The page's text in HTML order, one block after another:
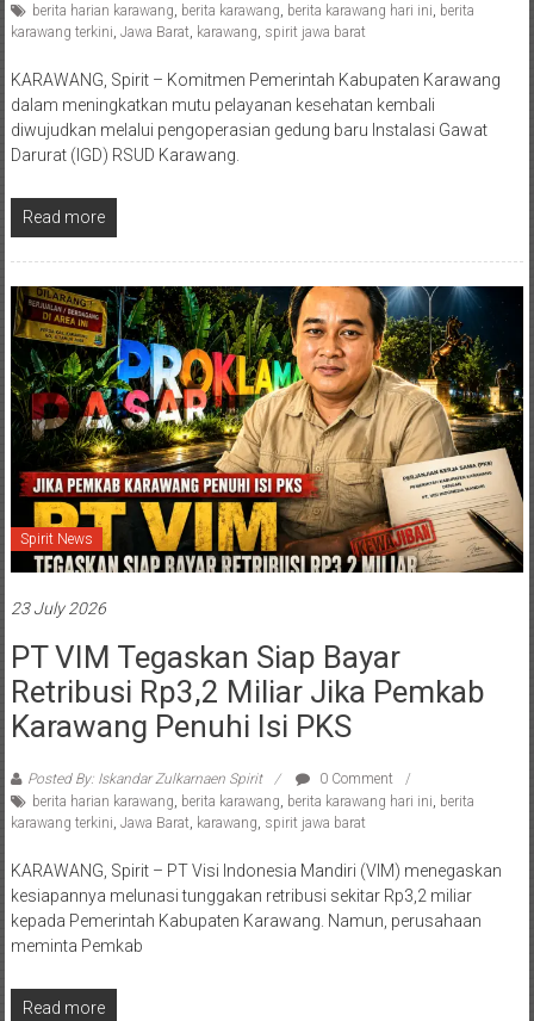
berita harian karawang berita karawang berita karawang hari ini berita
karawang terkini Jawa Barat karawang spirit jawa barat
KARAWANG, Spirit – Komitmen Pemerintah Kabupaten Karawang
dalam meningkatkan mutu pelayanan kesehatan kembali
diwujudkan melalui pengoperasian gedung baru Instalasi Gawat
Darurat (IGD) RSUD Karawang.
Read more
Spirit News
23 July 2026
PT VIM Tegaskan Siap Bayar
Retribusi Rp3,2 Miliar Jika Pemkab
Karawang Penuhi Isi PKS
Posted By: Iskandar Zulkarnaen Spirit
0 Comment
berita harian karawang, berita karawang, berita karawang hari ini, berita
karawang terkini, Jawa Barat, karawang, spirit jawa barat
KARAWANG, Spirit – PT Visi Indonesia Mandiri (VIM) menegaskan
kesiapannya melunasi tunggakan retribusi sekitar Rp3,2 miliar
kepada Pemerintah Kabupaten Karawang. Namun, perusahaan
meminta Pemkab
Read more